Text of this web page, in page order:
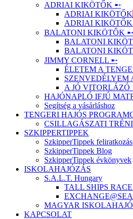
ADRIAI KIKÖTŐK ➸
ADRIAI KIKÖTŐK
ADRIAI KIKÖTŐK
BALATONI KIKÖTŐK ➸
BALATONI
BALATONI
JIMMY CORNELL ➸
ÉLETEM A
SZENVEDÉLYEM
A JÓ VITORLÁZÓ
HAJÓNAPLÓ IFJÚ
Segítség a vásárláshoz
TENGERI HAJÓS
CSILLAGÁSZATI
SZKIPPERTIPPEK
SzkipperTippek feliratkozás
SzkipperTippek Blog
SzkipperTippek évkönyvek
ISKOLAHAJÓZÁS
S.A.L.T. Hungary
TALL SHIPS
EXCHANGE@SEA
MAGYAR
KAPCSOLAT